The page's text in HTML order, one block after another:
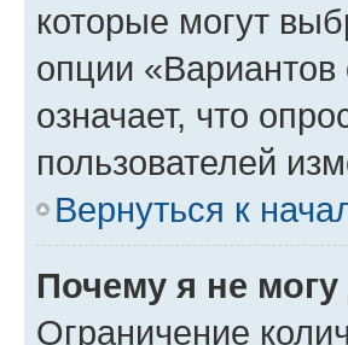
которые могут
опции «Вариантов
означает, что
пользователей
Вернуться к
Почему я не
Ограничение